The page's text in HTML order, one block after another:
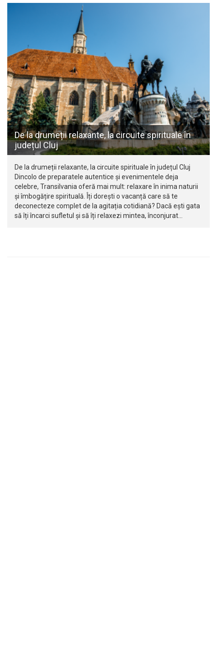
De la drumeții relaxante, la circuite spirituale în
județul Cluj
De la drumeții relaxante, la circuite spirituale în județul Cluj
Dincolo de preparatele autentice și evenimentele deja
celebre, Transilvania oferă mai mult: relaxare în inima naturii
și îmbogățire spirituală. Îți dorești o vacanță care să te
deconecteze complet de la agitația cotidiană? Dacă ești gata
să îți încarci sufletul și să îți relaxezi mintea, înconjurat…